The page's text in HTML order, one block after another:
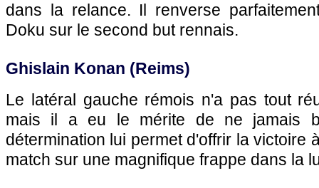
dans la relance. Il renverse
Doku sur le second but rennais.
Ghislain Konan (Reims)
Le latéral gauche rémois n'a pas tout
mais il a eu le mérite de ne jamais
détermination lui permet d'offrir la victoire
match sur une magnifique frappe dans la